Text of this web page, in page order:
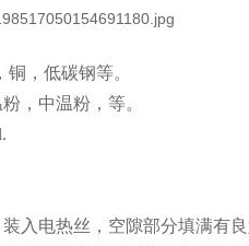
，低碳钢等。
，中温粉，等。
入电热丝，空隙部分填满有